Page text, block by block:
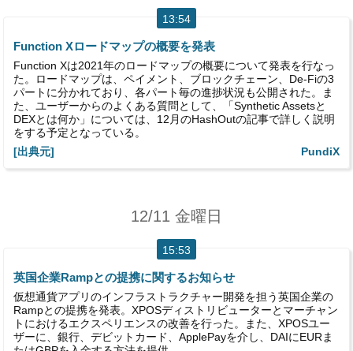
13:54
Function Xロードマップの概要を発表
Function Xは2021年のロードマップの概要について発表を行なっ
た。ロードマップは、ペイメント、ブロックチェーン、De-Fiの3
パートに分かれており、各パート毎の進捗状況も公開された。ま
た、ユーザーからのよくある質問として、「Synthetic Assetsと
DEXとは何か」については、12月のHashOutの記事で詳しく説明
をする予定となっている。
[出典元]
PundiX
12/11 金曜日
15:53
英国企業Rampとの提携に関するお知らせ
仮想通貨アプリのインフラストラクチャー開発を担う英国企業の
Rampとの提携を発表。XPOSディストリビューターとマーチャン
トにおけるエクスペリエンスの改善を行った。また、XPOSユー
ザーに、銀行、デビットカード、ApplePayを介し、DAIにEURま